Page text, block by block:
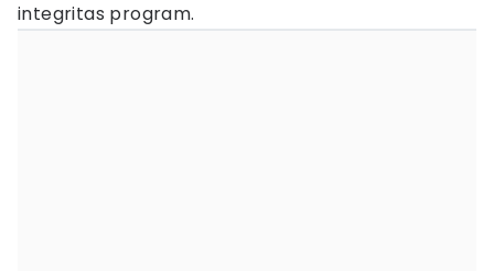
integritas program.